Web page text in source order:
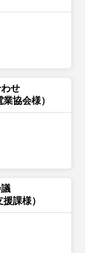
せ
協会様）
課様）